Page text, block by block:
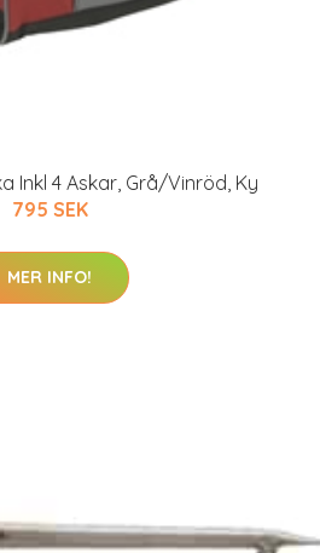
Inkl 4 Askar, Grå/Vinröd, Ky
795 SEK
MER INFO!